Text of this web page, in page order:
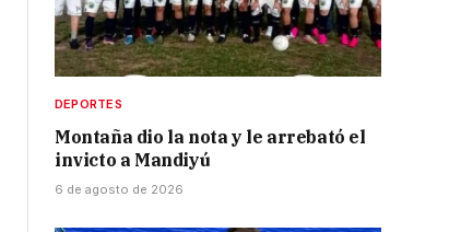
DEPORTES
Montaña dio la nota y le arrebató el
invicto a Mandiyú
6 de agosto de 2026